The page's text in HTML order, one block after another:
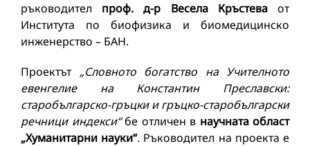
ръководител проф. д-р Весела Кръстеваот
Института по биофизика и биомедицинско
инженерство – БАН.
Проектът „Словното богатство на Учителното
евенгелие на Константин Преславски:
старобългарско-гръцки и гръцко-старобългарски
речници индекси“бе отличен в научната област
„Хуманитарни науки“. Ръководител на проекта е